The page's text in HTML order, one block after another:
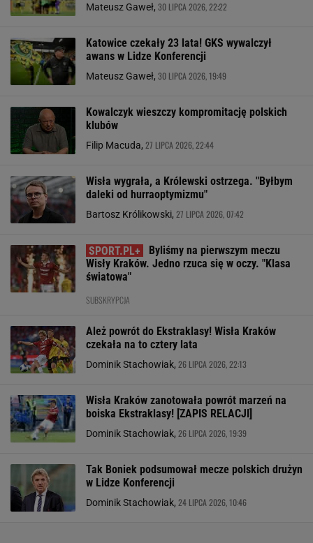
Mateusz Gaweł, 30 LIPCA 2026, 22:22
Katowice czekały 23 lata! GKS wywalczył
awans w Lidze Konferencji
Mateusz Gaweł, 30 LIPCA 2026, 19:49
Kowalczyk wieszczy kompromitację polskich
klubów
Filip Macuda, 27 LIPCA 2026, 22:44
Wisła wygrała, a Królewski ostrzega. "Byłbym
daleki od hurraoptymizmu"
Bartosz Królikowski, 27 LIPCA 2026, 07:42
Byliśmy na pierwszym meczu
Wisły Kraków. Jedno rzuca się w oczy. "Klasa
światowa"
SUBSKRYPCJA
Ależ powrót do Ekstraklasy! Wisła Kraków
czekała na to cztery lata
Dominik Stachowiak, 26 LIPCA 2026, 22:13
Wisła Kraków zanotowała powrót marzeń na
boiska Ekstraklasy! [ZAPIS RELACJI]
Dominik Stachowiak, 26 LIPCA 2026, 19:39
Tak Boniek podsumował mecze polskich drużyn
w Lidze Konferencji
Dominik Stachowiak, 24 LIPCA 2026, 10:46